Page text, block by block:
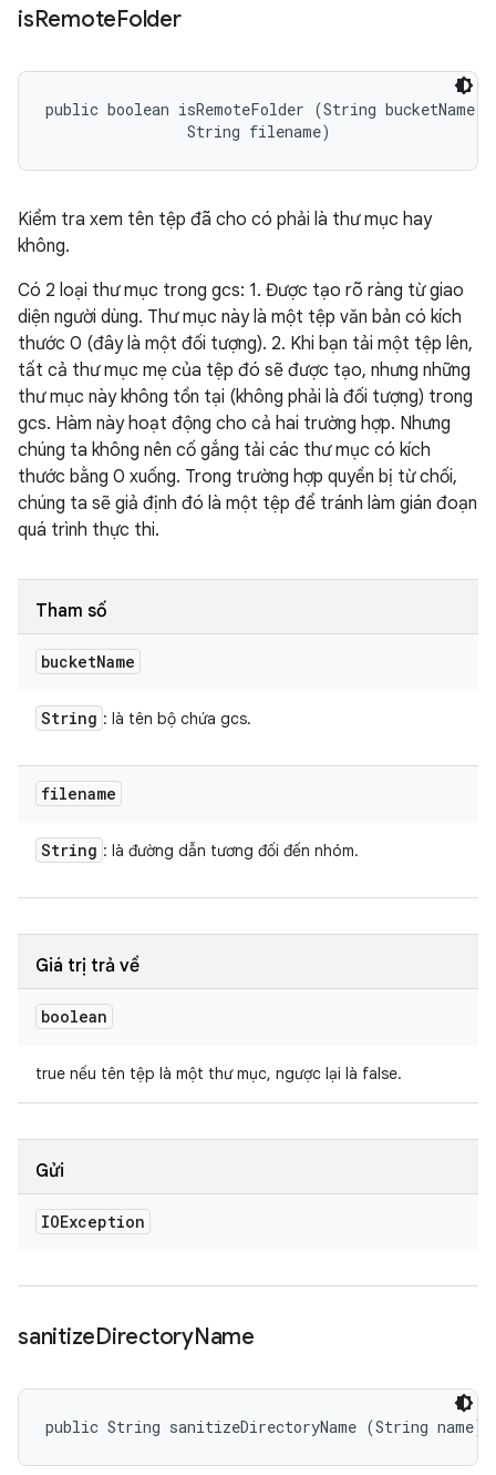
isRemoteFolder
public boolean isRemoteFolder (String bucketName,
                String filename)
Kiểm tra xem tên tệp đã cho có phải là thư mục hay
không.
Có 2 loại thư mục trong gcs: 1. Được tạo rõ ràng từ giao
diện người dùng. Thư mục này là một tệp văn bản có kích
thước 0 (đây là một đối tượng). 2. Khi bạn tải một tệp lên,
tất cả thư mục mẹ của tệp đó sẽ được tạo, nhưng những
thư mục này không tồn tại (không phải là đối tượng) trong
gcs. Hàm này hoạt động cho cả hai trường hợp. Nhưng
chúng ta không nên cố gắng tải các thư mục có kích
thước bằng 0 xuống. Trong trường hợp quyền bị từ chối,
chúng ta sẽ giả định đó là một tệp để tránh làm gián đoạn
quá trình thực thi.
Tham số
bucketName
String : là tên bộ chứa gcs.
filename
String : là đường dẫn tương đối đến nhóm.
Giá trị trả về
boolean
true nếu tên tệp là một thư mục, ngược lại là false.
Gửi
IOException
sanitizeDirectoryName
public String sanitizeDirectoryName (String name)